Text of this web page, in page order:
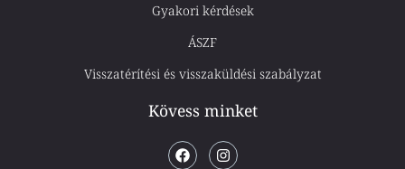
Gyakori kérdések
ÁSZF
Visszatérítési és visszaküldési szabályzat
Kövess minket